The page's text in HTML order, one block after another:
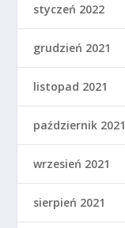
styczeń 2022
grudzień 2021
listopad 2021
październik 2021
wrzesień 2021
sierpień 2021